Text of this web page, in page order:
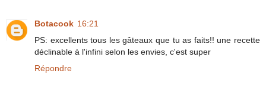
Botacook 16:21
PS: excellents tous les gâteaux que tu as faits!! une recette
déclinable à l'infini selon les envies, c'est super
Répondre